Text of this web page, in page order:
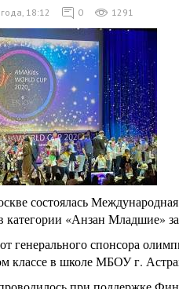
18:12 0 1291
состоялась
категории «Анзан Младшие»
генерального спонсора
классе в школе МБОУ г.